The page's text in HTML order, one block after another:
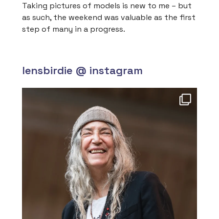
Taking pictures of models is new to me – but
as such, the weekend was valuable as the first
step of many in a progress.
lensbirdie @ instagram